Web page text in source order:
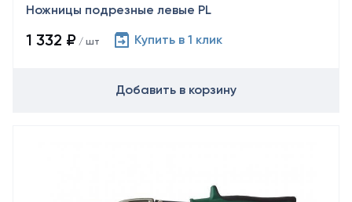
Ножницы подрезные левые PL
1 332 ₽ / шт Купить в 1 клик
Добавить в корзину